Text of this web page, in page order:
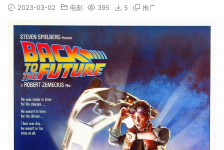
2023-03-02 电影 395 5 推广